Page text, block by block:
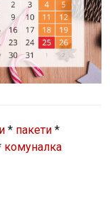
* пакети *
комуналка